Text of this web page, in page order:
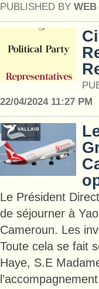
PUBLISHED BY WEB
22/04/2024 11:27 PM
Le Président
de séjourner à
Cameroun. Les
Toute cela se fait
Haye, S.E